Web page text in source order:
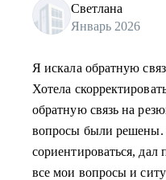
Светлана
Январь 2026
Я искала обратную
Хотела
обратную связь на
вопросы были
сориентироваться,
все мои вопросы и